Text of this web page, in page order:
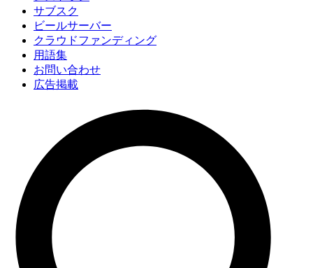
サブスク
ビールサーバー
クラウドファンディング
用語集
お問い合わせ
広告掲載